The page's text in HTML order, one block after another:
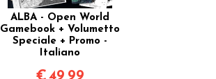
ALBA - Open World
Gamebook + Volumetto
Speciale + Promo -
Italiano